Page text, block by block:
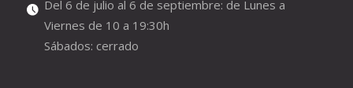
Del 6 de julio al 6 de septiembre: de Lunes a
Viernes de 10 a 19:30h
Sábados: cerrado